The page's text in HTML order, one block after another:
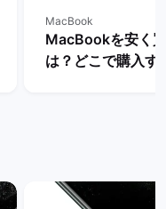
MacBook
MacBookを安く
は？どこで購入す